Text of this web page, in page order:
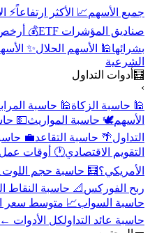
جميع الأسهم📈 الأكثر ارتفاعاً⚡
صناديق المؤشرات ETF
💰 أرخص
بشرائها🕌 الأسهم الحلال✨
الشرعية
🧮 أدوات التداول
›
🕌 حاسبة الزكاة🕌 حاسبة
الأسهم🕊️ حاسبة المواريث💵
التداول🌴 حاسبة التقاعد💼
التقويم الاقتصادي🕐 أوقات
الأمريكي؟🧮 حاسبة حجم اللوت
ربح الفوركس 📐 حاسبة النقاط
حاسبة السواب📈 متوسط سعر
حاسبة عائد التداولكل الأدوات ←